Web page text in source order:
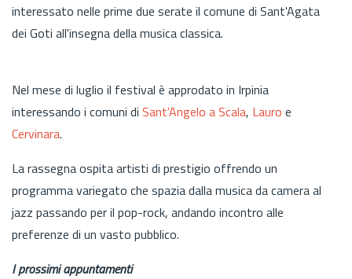
interessato nelle prime due serate il comune di Sant'Agata
dei Goti all'insegna della musica classica.
Nel mese di luglio il festival è approdato in Irpinia
interessando i comuni di Sant'Angelo a Scala, Lauro e
Cervinara.
La rassegna ospita artisti di prestigio offrendo un
programma variegato che spazia dalla musica da camera al
jazz passando per il pop-rock, andando incontro alle
preferenze di un vasto pubblico.
I prossimi appuntamenti